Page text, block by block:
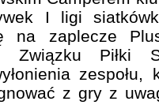
I ligi
na zaplecze
Związku Piłki
z gry z